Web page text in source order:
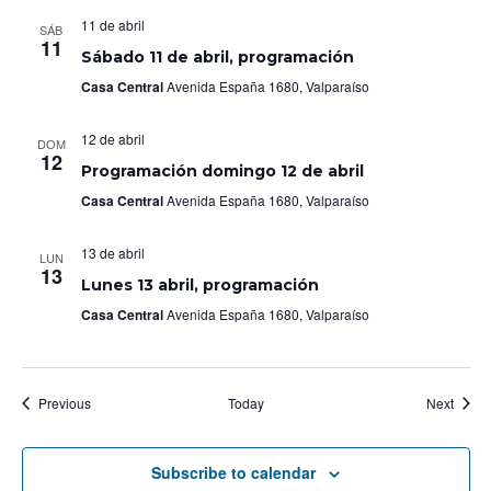
SÁB
11
11 de abril
Sábado 11 de abril, programación
Casa CentralAvenida España 1680, Valparaíso
DOM
12
12 de abril
Programación domingo 12 de abril
Casa CentralAvenida España 1680, Valparaíso
LUN
13
13 de abril
Lunes 13 abril, programación
Casa CentralAvenida España 1680, Valparaíso
PreviousEvents Today Next
Subscribe to calendar